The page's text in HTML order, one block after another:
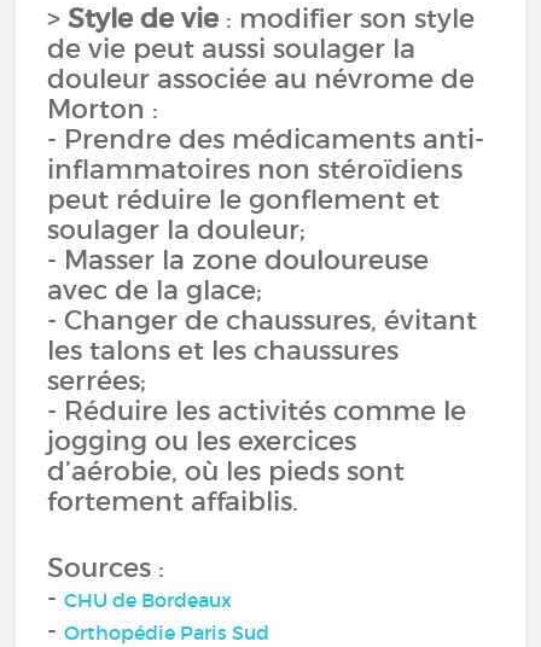
>Style de vie : modifier son style
de vie peut aussi soulager la
douleur associée au névrome de
Morton :
- Prendre des médicaments anti-
inflammatoires non stéroïdiens
peut réduire le gonflement et
soulager la douleur;
- Masser la zone douloureuse
avec de la glace;
- Changer de chaussures, évitant
les talons et les chaussures
serrées;
- Réduire les activités comme le
jogging ou les exercices
d’aérobie, où les pieds sont
fortement affaiblis.
Sources :
-CHU de Bordeaux
-Orthopédie Paris Sud